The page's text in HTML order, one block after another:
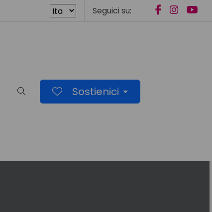
Seguici su:
Cerca nel sito
Sostienici